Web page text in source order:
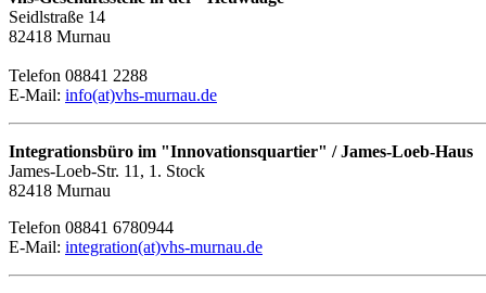
Seidlstraße 14
82418 Murnau
Telefon 08841 2288
E-Mail: info(at)vhs-murnau.de
Integrationsbüro im "Innovationsquartier" / James-Loeb-Haus
James-Loeb-Str. 11, 1. Stock
82418 Murnau
Telefon 08841 6780944
E-Mail: integration(at)vhs-murnau.de